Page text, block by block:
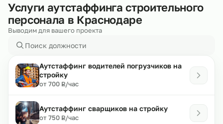
Услуги аутстаффинга строительного
персонала в Краснодаре
Выводим для вашего проекта
Аутстаффинг водителей погрузчиков на
стройку
от 700 ₽
Р/час
Аутстаффинг сварщиков на стройку
от 750 ₽
Р/час